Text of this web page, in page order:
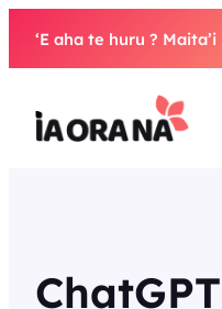
‘E aha te huru ? Maita’i